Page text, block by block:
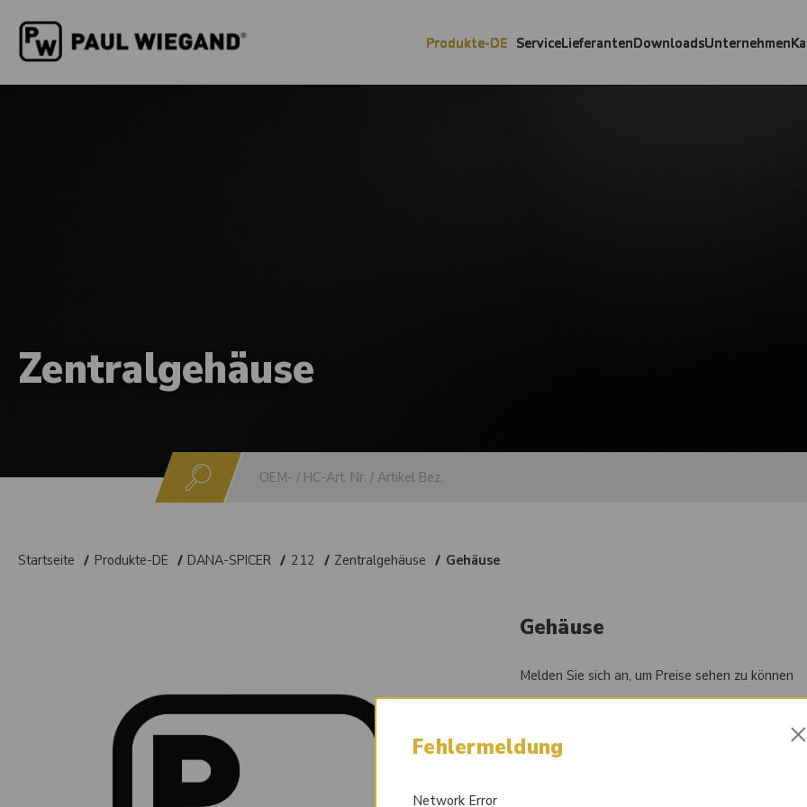
Produkte-DE ServiceLieferantenDownloadsUnternehmen
Zentralgehäuse
Startseite Produkte-DE DANA-SPICER 212 Zentralgehäuse Gehäuse
Gehäuse
Melden Sie sich an, um Preise sehen zu können
84007853
Fehlermeldung
Network Error